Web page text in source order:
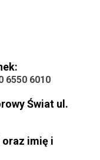
6550 6010
Świat ul.
oraz imię i